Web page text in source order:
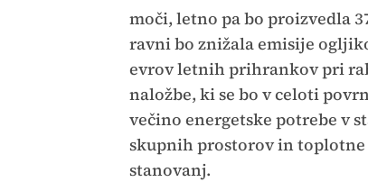
moči, letno pa bo proizvedla
ravni bo znižala emisije
evrov letnih prihrankov pri
naložbe, ki se bo v celoti
večino energetske potrebe v
skupnih prostorov in toplotne
stanovanj.